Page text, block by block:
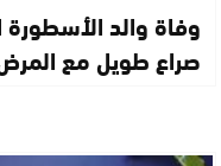
وفاة والد الأسطورة
صراع طويل مع